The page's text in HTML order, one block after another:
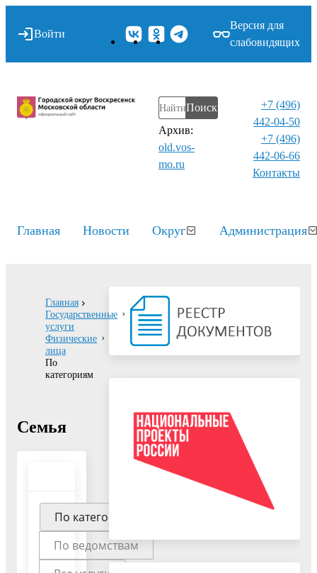
Войти
Версия для
слабовидящих
Поиск
Архив:
old.vos-
mo.ru
+7 (496)
442-04-50
+7 (496)
442-06-66
Контакты⁠
Главная Новости Округ Администрация
Главная
Государственные
услуги
Физические
лица
По
категориям
Семья
По категориям
По ведомствам